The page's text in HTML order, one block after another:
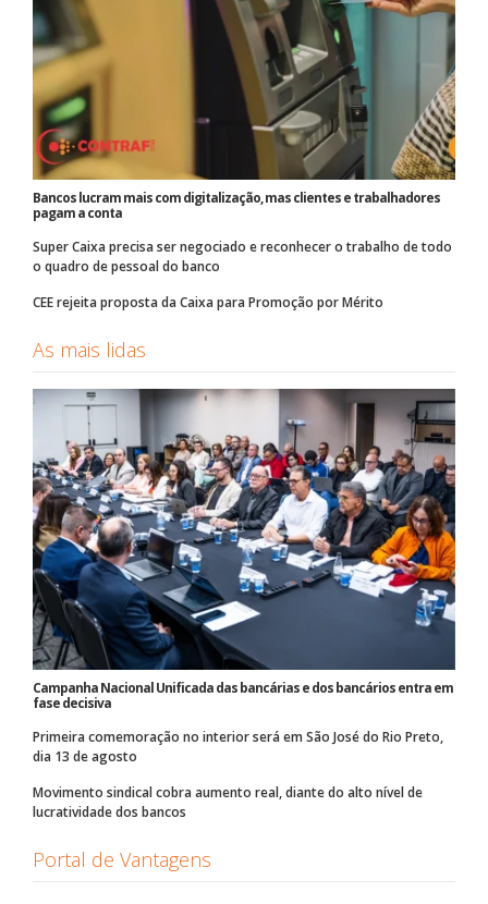
Bancos lucram mais com digitalização, mas clientes e trabalhadores
pagam a conta
Super Caixa precisa ser negociado e reconhecer o trabalho de todo
o quadro de pessoal do banco
CEE rejeita proposta da Caixa para Promoção por Mérito
As mais lidas
Campanha Nacional Unificada das bancárias e dos bancários entra em
fase decisiva
Primeira comemoração no interior será em São José do Rio Preto,
dia 13 de agosto
Movimento sindical cobra aumento real, diante do alto nível de
lucratividade dos bancos
Portal de Vantagens